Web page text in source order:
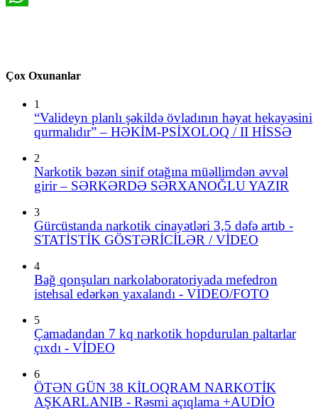
Çox Oxunanlar
1
“Valideyn planlı şəkildə övladının həyat hekayəsini
qurmalıdır” – HƏKİM-PSİXOLOQ / II HİSSƏ
2
Narkotik bəzən sinif otağına müəllimdən əvvəl
girir – SƏRKƏRDƏ SƏRXANOĞLU YAZIR
3
Gürcüstanda narkotik cinayətləri 3,5 dəfə artıb -
STATİSTİK GÖSTƏRİCİLƏR / VİDEO
4
Bağ qonşuları narkolaboratoriyada mefedron
istehsal edərkən yaxalandı - VIDEO/FOTO
5
Çamadandan 7 kq narkotik hopdurulan paltarlar
çıxdı - VİDEO
6
ÖTƏN GÜN 38 KİLOQRAM NARKOTİK
AŞKARLANIB - Rəsmi açıqlama +AUDİO